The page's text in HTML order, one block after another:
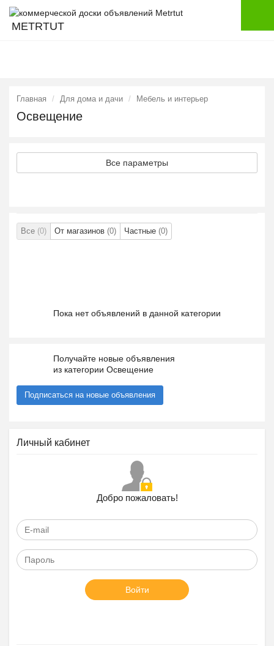
METRTUT
Главная Для дома и дачи Мебель и интерьер
Освещение
Все параметры
Все (0) От магазинов (0) Частные (0)
Пока нет объявлений в данной категории
Получайте новые объявления
из категории Освещение
Подписаться на новые объявления
Личный кабинет
Добро пожаловать!
Войти